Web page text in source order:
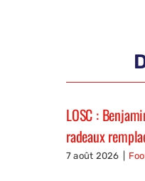
LOSC :
radeaux
7 août 2026